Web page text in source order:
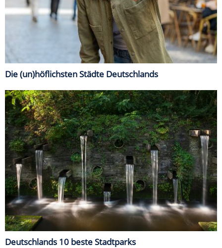
Die (un)höflichsten Städte Deutschlands
Deutschlands 10 beste Stadtparks